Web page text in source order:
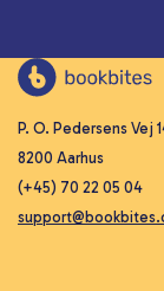
P. O. Pedersens Vej
8200 Aarhus
(+45) 70 22 05 04